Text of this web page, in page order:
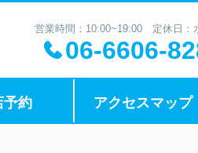
営業時間：10:00~19:00 定休日：
06-6606-
予約 アクセスマップ